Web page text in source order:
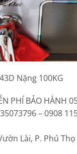
Nặng 100KG
PHÍ BẢO HÀNH
– 0908
Lài, P. Phú Thọ